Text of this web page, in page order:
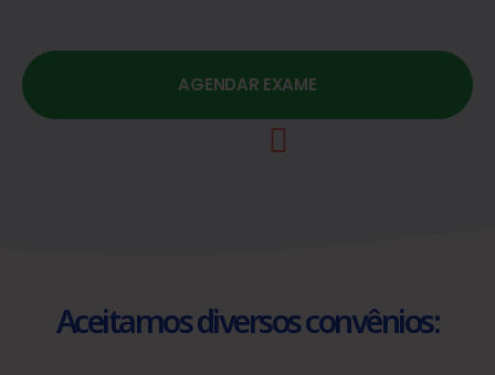
AGENDAR EXAME
Aceitamos diversos convênios: